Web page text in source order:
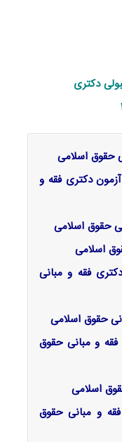
دکتری
حقوق اسلامی
دکتری فقه و
حقوق اسلامی
اسلامی
فقه و مبانی
حقوق اسلامی
و مبانی حقوق
اسلامی
فقه و مبانی حقوق